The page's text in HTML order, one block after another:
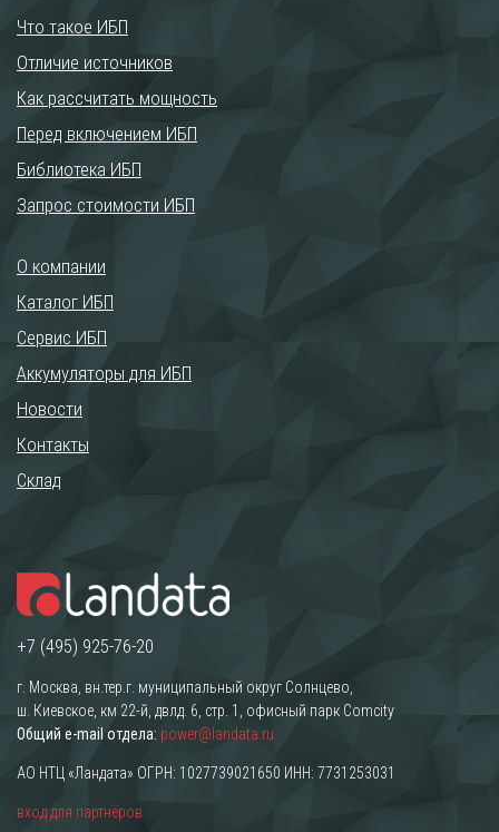
Что такое ИБП
Отличие источников
Как рассчитать мощность
Перед включением ИБП
Библиотека ИБП
Запрос стоимости ИБП
О компании
Каталог ИБП
Сервис ИБП
Аккумуляторы для ИБП
Новости
Контакты
Склад
+7 (495) 925-76-20
г. Москва, вн.тер.г. муниципальный округ Солнцево,
ш. Киевское, км 22-й, двлд. 6, стр. 1, офисный парк Comcity
Общий e-mail отдела: power@landata.ru
АО НТЦ «Ландата» ОГРН: 1027739021650 ИНН: 7731253031
вход для партнёров